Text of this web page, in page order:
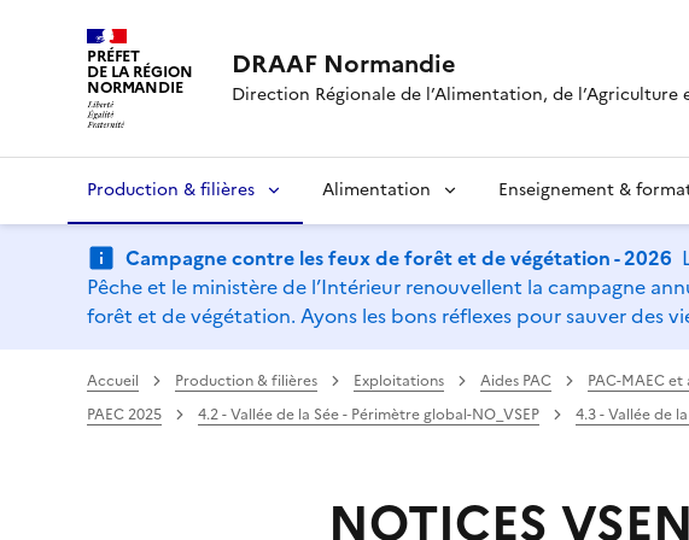
PRÉFET
DE LA RÉGION
NORMANDIE
DRAAF Normandie
Direction Régionale de l’Alimentation, de l’Agriculture
Production & filières Alimentation Enseignement &
Campagne contre les feux de forêt et de végétation - 2026
Pêche et le ministère de l’Intérieur renouvellent la campagne
forêt et de végétation. Ayons les bons réflexes pour sauver des
Accueil Production & filières Exploitations Aides PAC PAC-MAEC et
PAEC 2025
4.2 - Vallée de la Sée - Périmètre global-NO_VSEP 4.3 - Vallée de
NOTICES VSEN